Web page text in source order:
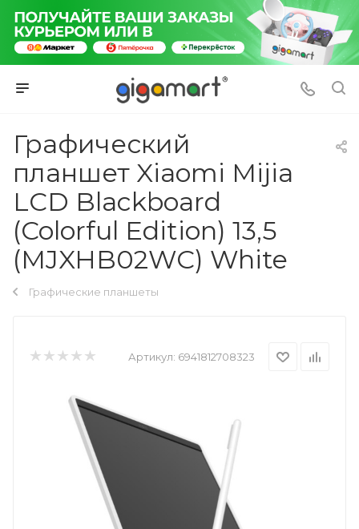
Графический
планшет Xiaomi Mijia
LCD Blackboard
(Colorful Edition) 13,5
(MJXHB02WC) White
Графические планшеты
Артикул: 6941812708323